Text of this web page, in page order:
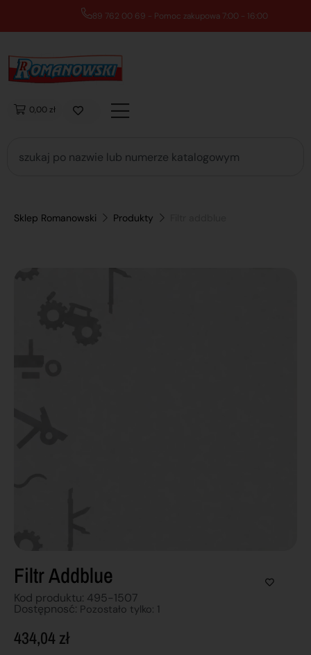
89 762 00 69 - Pomoc zakupowa 7:00 - 16:00
0,00 zł
Sklep Romanowski Produkty
Filtr Addblue
Kod produktu: 495-1507
Dostępnosć: Pozostało tylko: 1
434,04zł